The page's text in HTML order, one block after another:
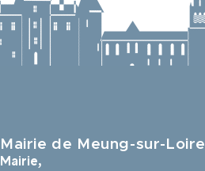
Mairie de Meung-sur-Loire
Mairie,